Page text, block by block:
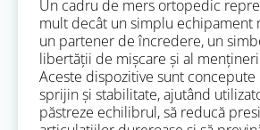
Un cadru de mers ortopedic
mult decât un simplu echipament
un partener de încredere, un
libertății de mișcare și al
Aceste dispozitive sunt
sprijin și stabilitate, ajutând
păstreze echilibrul, să reducă